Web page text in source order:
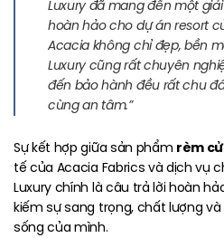
Luxury đã mang đến một
hoàn hảo cho dự án resort
Acacia không chỉ đẹp, bền
Luxury cũng rất chuyên
đến bảo hành đều rất chu
cùng an tâm.”
Sự kết hợp giữa sản phẩm rèm
tế của Acacia Fabrics và dịch vụ
Luxury chính là câu trả lời hoàn
kiếm sự sang trọng, chất lượng
sống của mình.